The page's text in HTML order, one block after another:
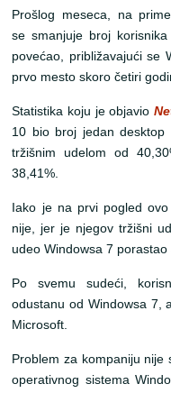
Prošlog meseca, na
se smanjuje broj
povećao, približavajući se
prvo mesto skoro četiri
Statistika koju je objavio
10 bio broj jedan desktop
tržišnim udelom od
38,41%.
Iako je na prvi pogled
nije, jer je njegov tržišni
udeo Windowsa 7
Po svemu sudeći,
odustanu od Windowsa 7,
Microsoft.
Problem za kompaniju nije
operativnog sistema